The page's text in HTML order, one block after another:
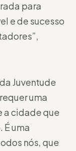
para
e de sucesso
Juventude
uma
a cidade que
uma
nós, que